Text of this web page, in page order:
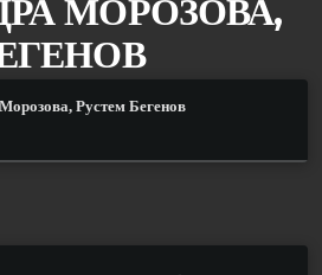
МОРОЗОВА,
Рустем Бегенов